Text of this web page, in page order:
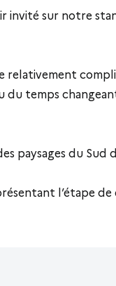
invité sur notre
du temps
paysages du
l’étape de